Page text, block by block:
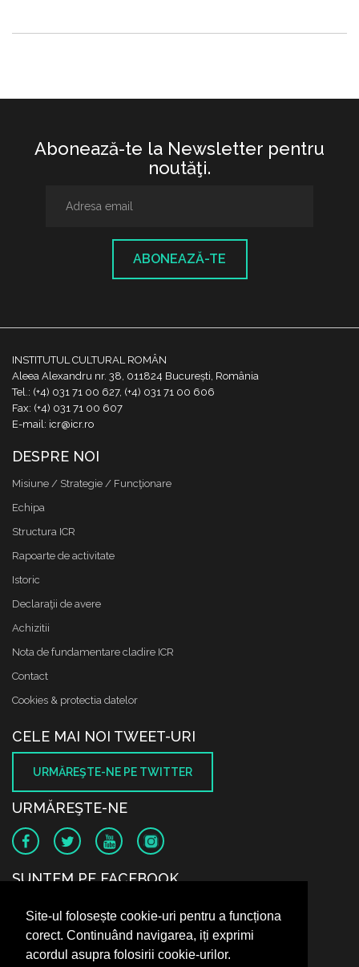
Site-ul folosește cookie-uri pentru a funcționa
corect. Continuând navigarea, iți exprimi
acordul asupra folosirii cookie-urilor.
Abonează-te la Newsletter pentru
noutăţi.
ABONEAZĂ-TE
INSTITUTUL CULTURAL ROMÂN
Aleea Alexandru nr. 38, 011824 București, România
Tel.: (+4) 031 71 00 627, (+4) 031 71 00 606
Fax: (+4) 031 71 00 607
E-mail: icr@icr.ro
DESPRE NOI
Misiune / Strategie / Funcţionare
Echipa
Structura ICR
Rapoarte de activitate
Istoric
Declaraţii de avere
Achizitii
Nota de fundamentare cladire ICR
Contact
Cookies & protectia datelor
CELE MAI NOI TWEET-URI
URMĂREŞTE-NE PE TWITTER
URMĂREŞTE-NE
SUNTEM PE FACEBOOK